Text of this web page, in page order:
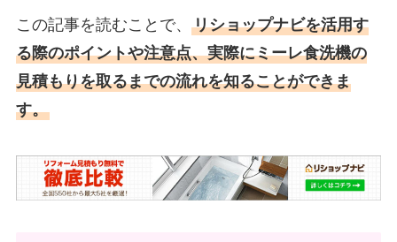
この記事を読むことで、 リショップナビを活用す
る際のポイントや注意点、実際にミーレ食洗機の
見積もりを取るまでの流れを知ることができま
す。